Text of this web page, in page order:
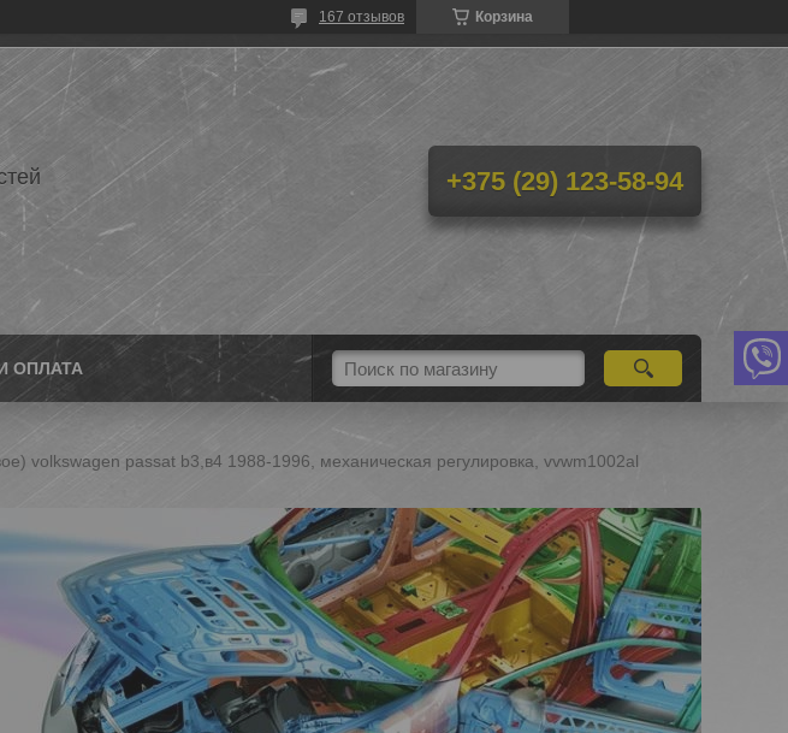
Корзина
167 отзывов
+375 (29) 123-58-94
ОПЛАТА
volkswagen passat b3,в4 1988-1996, механическая регулировка, vvwm1002al